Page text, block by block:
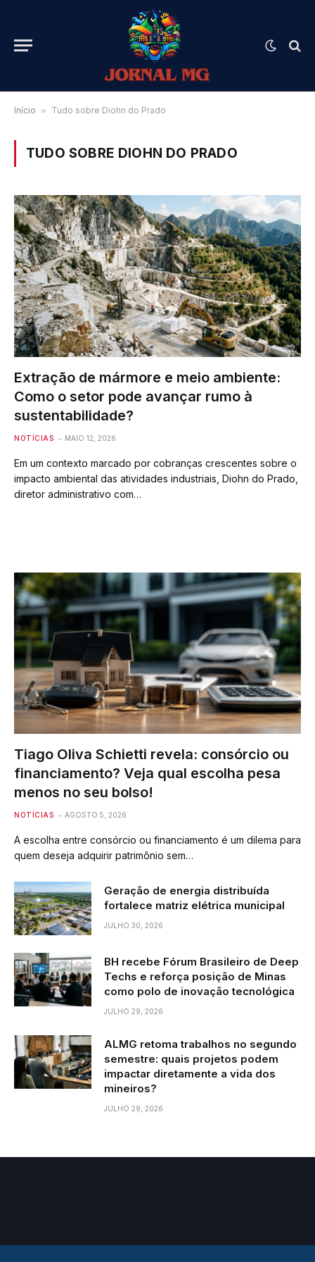
Início » Tudo sobre Diohn do Prado
TUDO SOBRE DIOHN DO PRADO
Extração de mármore e meio ambiente:
Como o setor pode avançar rumo à
sustentabilidade?
NOTÍCIAS MAIO 12, 2026
Em um contexto marcado por cobranças crescentes sobre o
impacto ambiental das atividades industriais, Diohn do Prado,
diretor administrativo com…
Tiago Oliva Schietti revela: consórcio ou
financiamento? Veja qual escolha pesa
menos no seu bolso!
NOTÍCIAS AGOSTO 5, 2026
A escolha entre consórcio ou financiamento é um dilema para
quem deseja adquirir patrimônio sem…
Geração de energia distribuída
fortalece matriz elétrica municipal
JULHO 30, 2026
BH recebe Fórum Brasileiro de Deep
Techs e reforça posição de Minas
como polo de inovação tecnológica
JULHO 29, 2026
ALMG retoma trabalhos no segundo
semestre: quais projetos podem
impactar diretamente a vida dos
mineiros?
JULHO 29, 2026